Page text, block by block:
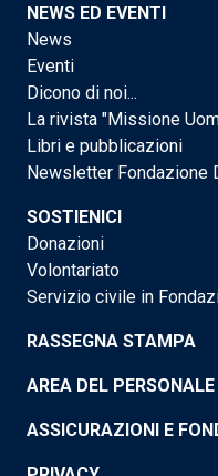
NEWS ED EVENTI
News
Eventi
Dicono di noi...
La rivista "Missione
Libri e pubblicazioni
Newsletter Fondazione
SOSTIENICI
Donazioni
Volontariato
Servizio civile in
RASSEGNA STAMPA
AREA DEL PERSONALE
ASSICURAZIONI E